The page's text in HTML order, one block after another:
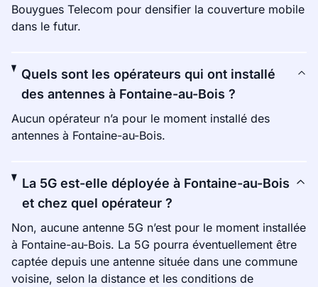
Bouygues Telecom pour densifier la couverture mobile
dans le futur.
Quels sont les opérateurs qui ont installé
des antennes à Fontaine-au-Bois ?
Aucun opérateur n’a pour le moment installé des
antennes à Fontaine-au-Bois.
La 5G est-elle déployée à Fontaine-au-Bois
et chez quel opérateur ?
Non, aucune antenne 5G n’est pour le moment installée
à Fontaine-au-Bois. La 5G pourra éventuellement être
captée depuis une antenne située dans une commune
voisine, selon la distance et les conditions de